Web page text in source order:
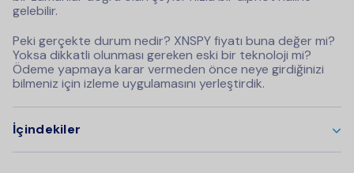
gelebilir.
Peki gerçekte durum nedir? XNSPY fiyatı buna değer mi?
Yoksa dikkatli olunması gereken eski bir teknoloji mi?
Ödeme yapmaya karar vermeden önce neye girdiğinizi
bilmeniz için izleme uygulamasını yerleştirdik.
İçindekiler